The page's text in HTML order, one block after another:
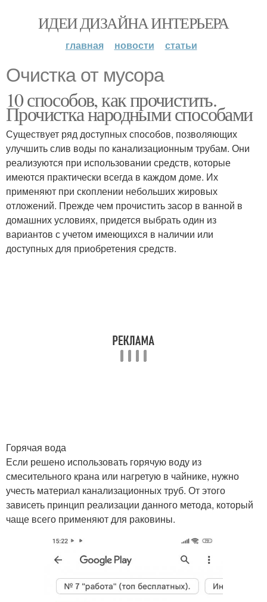
ИДЕИ ДИЗАЙНА ИНТЕРЬЕРА
главная новости статьи
Очистка от мусора
10 способов, как прочистить.
Прочистка народными способами
Существует ряд доступных способов, позволяющих
улучшить слив воды по канализационным трубам. Они
реализуются при использовании средств, которые
имеются практически всегда в каждом доме. Их
применяют при скоплении небольших жировых
отложений. Прежде чем прочистить засор в ванной в
домашних условиях, придется выбрать один из
вариантов с учетом имеющихся в наличии или
доступных для приобретения средств.
Горячая вода
Если решено использовать горячую воду из
смесительного крана или нагретую в чайнике, нужно
учесть материал канализационных труб. От этого
зависеть принцип реализации данного метода, который
чаще всего применяют для раковины.